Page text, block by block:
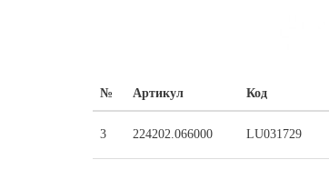
№ Артикул Код
3 224202.066000 LU031729